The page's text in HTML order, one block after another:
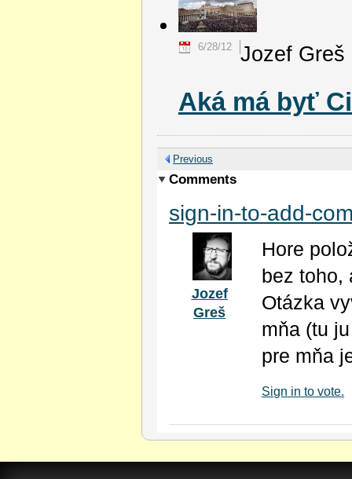
Jozef Greš
6/28/12
Aká má byť
Previous
Comments
sign-in-to-add-
Jozef
Greš
Hore
bez toho,
Otázka
mňa (tu
pre mňa
Sign in to vote.